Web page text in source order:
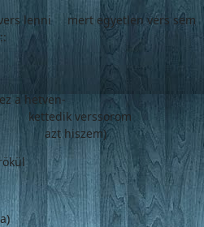
lenni mert egyetlen vers sem
a hetven-